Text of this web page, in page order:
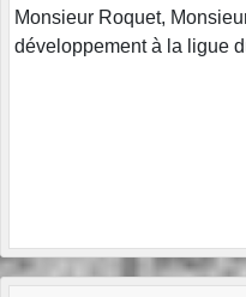
Monsieur Roquet,
développement à la ligue